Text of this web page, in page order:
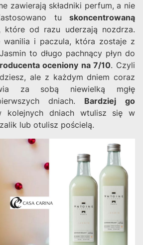
zawierają składniki perfum, a nie
tu skoncentrowaną
które od razu uderzają nozdrza.
wanilia i paczula, która zostaje z
to długo pachnący płyn do
oceniony na 7/10. Czyli
ale z każdym dniem coraz
za sobą niewielką mgłę
dniach. Bardziej go
kolejnych dniach wtulisz się w
lub otulisz pościelą.